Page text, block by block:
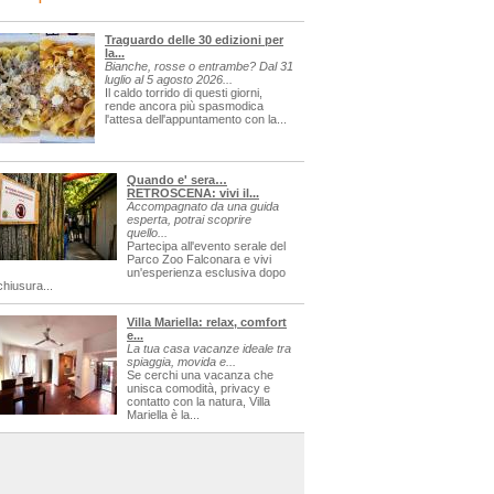
Traguardo delle 30 edizioni per
la...
Bianche, rosse o entrambe? Dal 31
luglio al 5 agosto 2026...
Il caldo torrido di questi giorni,
rende ancora più spasmodica
l'attesa dell'appuntamento con la...
Quando e' sera…
RETROSCENA: vivi il...
Accompagnato da una guida
esperta, potrai scoprire
quello...
Partecipa all'evento serale del
Parco Zoo Falconara e vivi
un'esperienza esclusiva dopo
Villa Mariella: relax, comfort
e...
La tua casa vacanze ideale tra
spiaggia, movida e...
Se cerchi una vacanza che
unisca comodità, privacy e
contatto con la natura, Villa
Mariella è la...